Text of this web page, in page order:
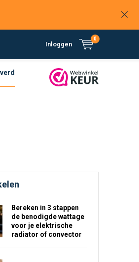
Inloggen
0
Bereken in 3 stappen
de benodigde wattage
voor je elektrische
radiator of convector